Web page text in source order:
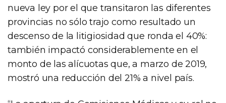
nueva ley por el que transitaron las diferentes
provincias no sólo trajo como resultado un
descenso de la litigiosidad que ronda el 40%:
también impactó considerablemente en el
monto de las alícuotas que, a marzo de 2019,
mostró una reducción del 21% a nivel país.